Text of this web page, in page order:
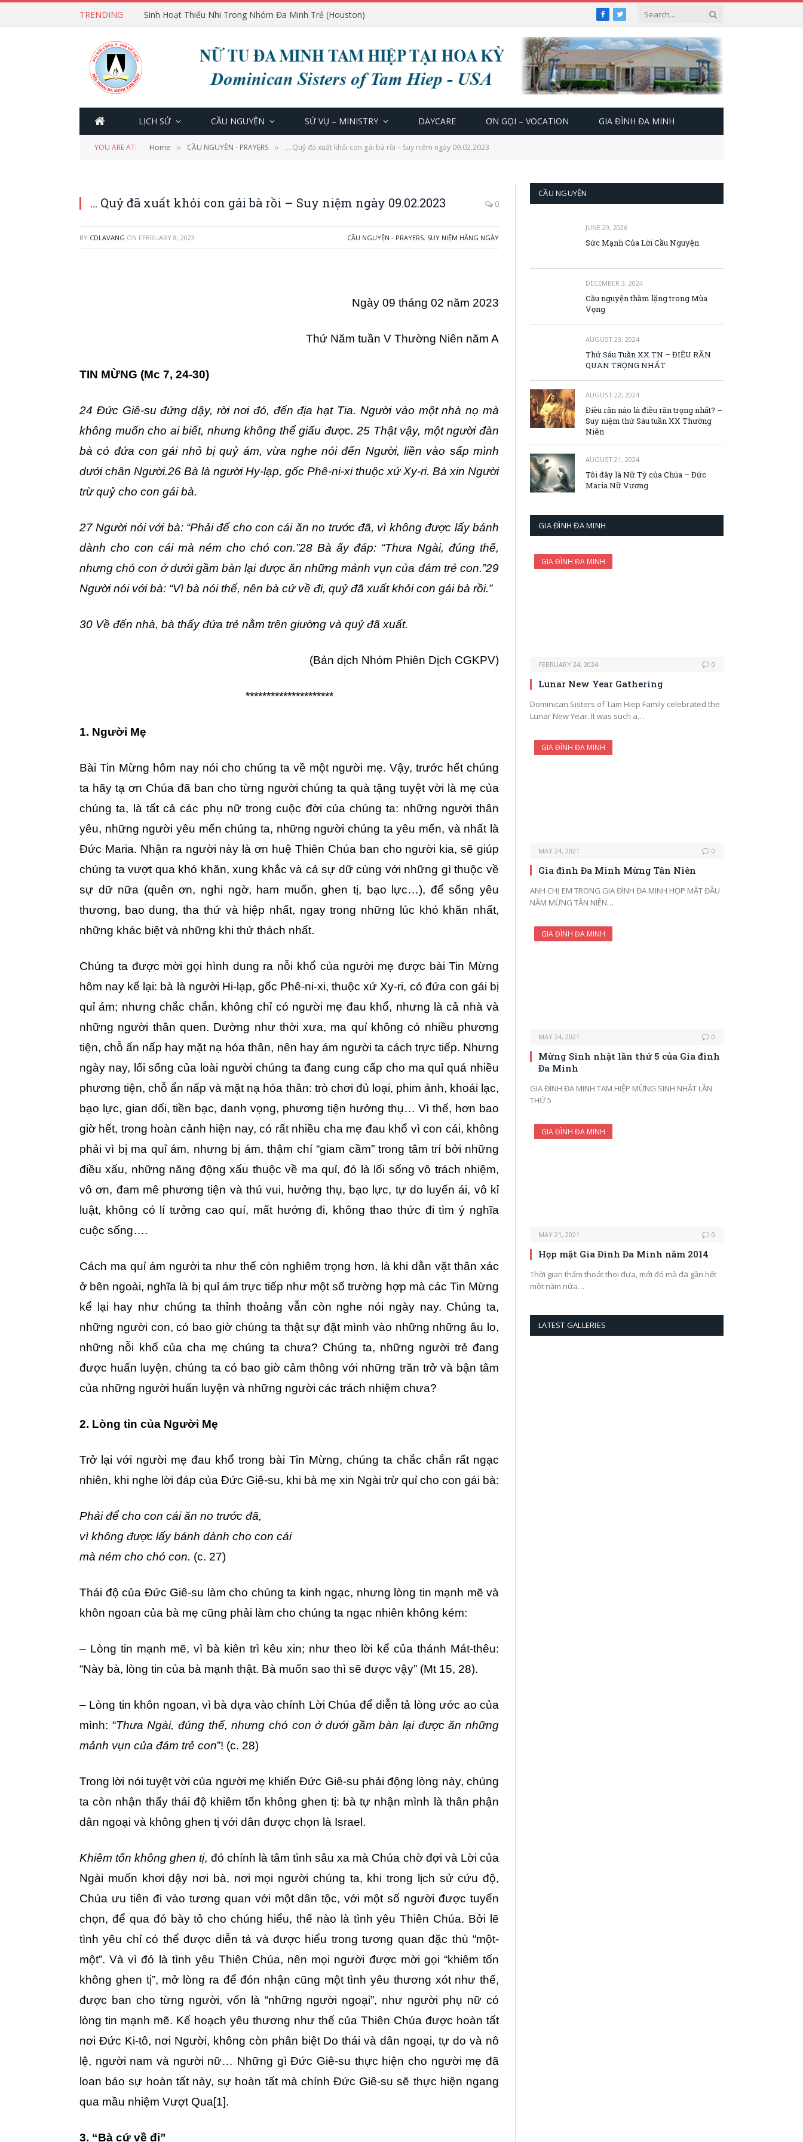
TRENDING Sinh Hoạt Thiếu Nhi Trong Nhóm Đa Minh Trẻ (Houston) Facebook
Twitter
LỊCH SỬ CẦU NGUYỆN SỨ VỤ – MINISTRY DAYCARE ƠN GỌI – VOCATION GIA ĐÌNH ĐA MINH
YOU ARE AT: Home » CẦU NGUYỆN - PRAYERS » … Quỷ đã xuất khỏi con gái bà rồi – Suy niệm ngày 09.02.2023
… Quỷ đã xuất khỏi con gái bà rồi – Suy niệm ngày 09.02.2023 0
BY CDLAVANG ON FEBRUARY 8, 2023 CẦU NGUYỆN - PRAYERS, SUY NIỆM HẰNG NGÀY
Ngày 09 tháng 02 năm 2023
Thứ Năm tuần V Thường Niên năm A
TIN MỪNG (Mc 7, 24-30)
24 Đức Giê-su đứng dậy, rời nơi đó, đến địa hạt Tia. Người vào một nhà nọ mà
không muốn cho ai biết, nhưng không thể giấu được. 25 Thật vậy, một người đàn
bà có đứa con gái nhỏ bị quỷ ám, vừa nghe nói đến Người, liền vào sấp mình
dưới chân Người.26 Bà là người Hy-lạp, gốc Phê-ni-xi thuộc xứ Xy-ri. Bà xin Người
trừ quỷ cho con gái bà.
27 Người nói với bà: “Phải để cho con cái ăn no trước đã, vì không được lấy bánh
dành cho con cái mà ném cho chó con.”28 Bà ấy đáp: “Thưa Ngài, đúng thế,
nhưng chó con ở dưới gầm bàn lại được ăn những mảnh vụn của đám trẻ con.”29
Người nói với bà: “Vì bà nói thế, nên bà cứ về đi, quỷ đã xuất khỏi con gái bà rồi.”
30 Về đến nhà, bà thấy đứa trẻ nằm trên giường và quỷ đã xuất.
(Bản dịch Nhóm Phiên Dịch CGKPV)
*********************
1. Người Mẹ
Bài Tin Mừng hôm nay nói cho chúng ta về một người mẹ. Vậy, trước hết chúng
ta hãy tạ ơn Chúa đã ban cho từng người chúng ta quà tặng tuyệt vời là mẹ của
chúng ta, là tất cả các phụ nữ trong cuộc đời của chúng ta: những người thân
yêu, những người yêu mến chúng ta, những người chúng ta yêu mến, và nhất là
Đức Maria. Nhận ra người này là ơn huệ Thiên Chúa ban cho người kia, sẽ giúp
chúng ta vượt qua khó khăn, xung khắc và cả sự dữ cùng với những gì thuộc về
sự dữ nữa (quên ơn, nghi ngờ, ham muốn, ghen tị, bạo lực…), để sống yêu
thương, bao dung, tha thứ và hiệp nhất, ngay trong những lúc khó khăn nhất,
những khác biệt và những khi thử thách nhất.
Chúng ta được mời gọi hình dung ra nỗi khổ của người mẹ được bài Tin Mừng
hôm nay kể lại: bà là người Hi-lạp, gốc Phê-ni-xi, thuộc xứ Xy-ri, có đứa con gái bị
quỉ ám; nhưng chắc chắn, không chỉ có người mẹ đau khổ, nhưng là cả nhà và
những người thân quen. Dường như thời xưa, ma quỉ không có nhiều phương
tiện, chỗ ẩn nấp hay mặt nạ hóa thân, nên hay ám người ta cách trực tiếp. Nhưng
ngày nay, lối sống của loài người chúng ta đang cung cấp cho ma quỉ quá nhiều
phương tiện, chỗ ẩn nấp và mặt nạ hóa thân: trò chơi đủ loại, phim ảnh, khoái lạc,
bạo lực, gian dối, tiền bạc, danh vọng, phương tiện hưởng thụ… Vì thế, hơn bao
giờ hết, trong hoàn cảnh hiện nay, có rất nhiều cha mẹ đau khổ vì con cái, không
phải vì bị ma quỉ ám, nhưng bị ám, thậm chí “giam cầm” trong tâm trí bởi những
điều xấu, những năng động xấu thuộc về ma quỉ, đó là lối sống vô trách nhiệm,
vô ơn, đam mê phương tiện và thú vui, hưởng thụ, bạo lực, tự do luyến ái, vô kỉ
luật, không có lí tưởng cao quí, mất hướng đi, không thao thức đi tìm ý nghĩa
cuộc sống….
Cách ma quỉ ám người ta như thế còn nghiêm trọng hơn, là khi dằn vặt thân xác
ở bên ngoài, nghĩa là bị quỉ ám trực tiếp như một số trường hợp mà các Tin Mừng
kể lại hay như chúng ta thỉnh thoảng vẫn còn nghe nói ngày nay. Chúng ta,
những người con, có bao giờ chúng ta thật sự đặt mình vào những những âu lo,
những nỗi khổ của cha mẹ chúng ta chưa? Chúng ta, những người trẻ đang
được huấn luyện, chúng ta có bao giờ cảm thông với những trăn trở và bận tâm
của những người huấn luyện và những người các trách nhiệm chưa?
2. Lòng tin của Người Mẹ
Trở lại với người mẹ đau khổ trong bài Tin Mừng, chúng ta chắc chắn rất ngạc
nhiên, khi nghe lời đáp của Đức Giê-su, khi bà mẹ xin Ngài trừ quỉ cho con gái bà:
Phải để cho con cái ăn no trước đã,
vì không được lấy bánh dành cho con cái
mà ném cho chó con. (c. 27)
Thái độ của Đức Giê-su làm cho chúng ta kinh ngạc, nhưng lòng tin mạnh mẽ và
khôn ngoan của bà mẹ cũng phải làm cho chúng ta ngạc nhiên không kém:
– Lòng tin mạnh mẽ, vì bà kiên trì kêu xin; như theo lời kể của thánh Mát-thêu:
“Này bà, lòng tin của bà mạnh thật. Bà muốn sao thì sẽ được vậy” (Mt 15, 28).
– Lòng tin khôn ngoan, vì bà dựa vào chính Lời Chúa để diễn tả lòng ước ao của
mình: “Thưa Ngài, đúng thế, nhưng chó con ở dưới gầm bàn lại được ăn những
mảnh vụn của đám trẻ con”! (c. 28)
Trong lời nói tuyệt vời của người mẹ khiến Đức Giê-su phải động lòng này, chúng
ta còn nhận thấy thái độ khiêm tốn không ghen tị: bà tự nhận mình là thân phận
dân ngoại và không ghen tị với dân được chọn là Israel.
Khiêm tốn không ghen tị, đó chính là tâm tình sâu xa mà Chúa chờ đợi và Lời của
Ngài muốn khơi dậy nơi bà, nơi mọi người chúng ta, khi trong lịch sử cứu độ,
Chúa ưu tiên đi vào tương quan với một dân tộc, với một số người được tuyển
chọn, để qua đó bày tỏ cho chúng hiểu, thế nào là tình yêu Thiên Chúa. Bởi lẽ
tình yêu chỉ có thể được diễn tả và được hiểu trong tương quan đặc thù “một-
một”. Và vì đó là tình yêu Thiên Chúa, nên mọi người được mời gọi “khiêm tốn
không ghen tị”, mở lòng ra để đón nhận cũng một tình yêu thương xót như thế,
được ban cho từng người, vốn là “những người ngoại”, như người phụ nữ có
lòng tin mạnh mẽ. Kế hoạch yêu thương như thế của Thiên Chúa được hoàn tất
nơi Đức Ki-tô, nơi Người, không còn phân biệt Do thái và dân ngoại, tự do và nô
lệ, người nam và người nữ… Những gì Đức Giê-su thực hiện cho người mẹ đã
loan báo sự hoàn tất này, sự hoàn tất mà chính Đức Giê-su sẽ thực hiện ngang
qua mầu nhiệm Vượt Qua[1].
3. “Bà cứ về đi”
CẦU NGUYỆN
JUNE 29, 2026
Sức Mạnh Của Lời Cầu Nguyện
DECEMBER 3, 2024
Cầu nguyện thầm lặng trong Mùa
Vọng
AUGUST 23, 2024
Thứ Sáu Tuần XX TN – ĐIỀU RĂN
QUAN TRỌNG NHẤT
AUGUST 22, 2024
Điều răn nào là điều răn trọng nhất? –
Suy niệm thứ Sáu tuần XX Thường
Niên
AUGUST 21, 2024
Tôi đây là Nữ Tỳ của Chúa – Đức
Maria Nữ Vương
GIA ĐÌNH ĐA MINH
GIA ĐÌNH ĐA MINH
FEBRUARY 24, 2024 0
Lunar New Year Gathering
Dominican Sisters of Tam Hiep Family celebrated the
Lunar New Year. It was such a…
GIA ĐÌNH ĐA MINH
MAY 24, 2021 0
Gia đình Đa Minh Mừng Tân Niên
ANH CHỊ EM TRONG GIA ĐÌNH ĐA MINH HỌP MẶT ĐẦU
NĂM MỪNG TÂN NIÊN…
GIA ĐÌNH ĐA MINH
MAY 24, 2021 0
Mừng Sinh nhật lần thứ 5 của Gia đình
Đa Minh
GIA ĐÌNH ĐA MINH TAM HIỆP MỪNG SINH NHẬT LẦN
THỨ 5
GIA ĐÌNH ĐA MINH
MAY 21, 2021 0
Họp mặt Gia Đình Đa Minh năm 2014
Thời gian thấm thoát thoi đưa, mới đó mà đã gần hết
một năm nữa…
LATEST GALLERIES